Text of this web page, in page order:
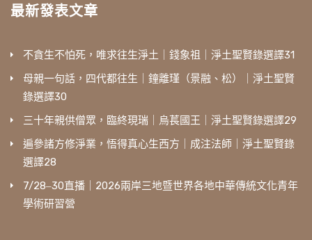
最新發表文章
不貪生不怕死，唯求往生淨土｜錢象祖｜淨土聖賢錄選譯31
母親一句話，四代都往生｜鐘離瑾（景融、松）｜淨土聖賢
錄選譯30
三十年親供僧眾，臨終現瑞｜烏萇國王｜淨土聖賢錄選譯29
遍參諸方修淨業，悟得真心生西方｜成注法師｜淨土聖賢錄
選譯28
7/28‒30直播｜2026兩岸三地暨世界各地中華傳統文化青年
學術研習營